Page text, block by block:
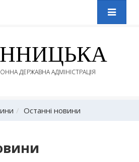
ДЕРЖАВНА АДМІНІСТРАЦІЯ
Останні новини